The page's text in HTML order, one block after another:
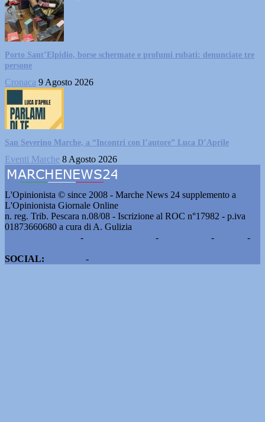
Porto Sant’Elpidio, borse schermate e profumi rubati: denunciate tre
persone
Cronaca 9 Agosto 2026
San Severino Marche, a “Incontri con l’autore” Luca D’Aprile
Eventi Marche 8 Agosto 2026
L'Opinionista © since 2008 - Marche News 24 supplemento a
L'Opinionista Giornale Online
n. reg. Trib. Pescara n.08/08 - Iscrizione al ROC n°17982 - p.iva
01873660680 a cura di A. Gulizia
- - -
-
SOCIAL:
-